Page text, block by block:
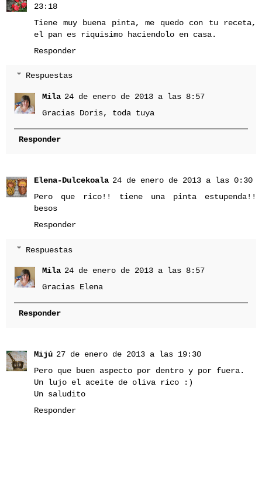
23:18
Tiene muy buena pinta, me quedo con tu receta,
el pan es riquisimo haciendolo en casa.
Responder
Respuestas
Mila 24 de enero de 2013 a las 8:57
Gracias Doris, toda tuya
Responder
Elena-Dulcekoala 24 de enero de 2013 a las 0:30
Pero que rico!! tiene una pinta estupenda!!
besos
Responder
Respuestas
Mila 24 de enero de 2013 a las 8:57
Gracias Elena
Responder
Mijú 27 de enero de 2013 a las 19:30
Pero que buen aspecto por dentro y por fuera.
Un lujo el aceite de oliva rico :)
Un saludito
Responder